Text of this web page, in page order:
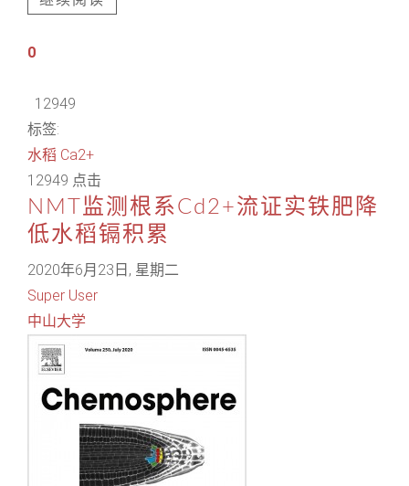
0
12949
标签:
水稻 Ca2+
12949 点击
NMT监测根系Cd2+流证实铁肥降
低水稻镉积累
2020年6月23日, 星期二
Super User
中山大学